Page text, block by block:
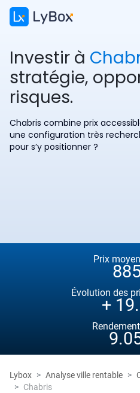
Investir à
stratégie,
risques.
Chabris combine prix
une configuration très
pour s’y positionner ?
Prix
Évolution des
+
Lybox Analyse ville rentable
Chabris